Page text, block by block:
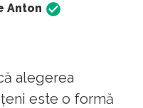
Anton
alegerea
este o formă